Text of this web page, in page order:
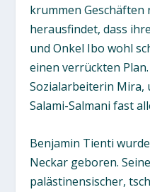
krummen Geschäften
herausfindet, dass
und Onkel Ibo wohl
einen verrückten
Sozialarbeiterin Mira,
Salami-Salmani fast
Benjamin Tienti
Neckar geboren.
palästinensischer,